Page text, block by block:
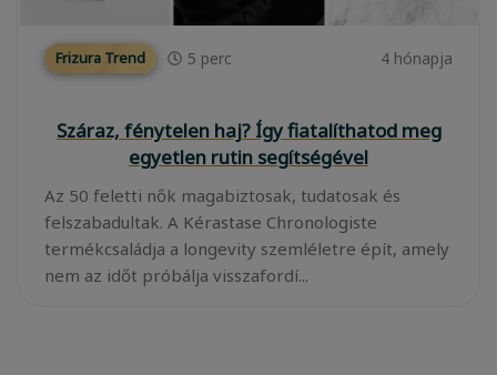
Frizura Trend 5 perc 4 hónapja
Száraz, fénytelen haj? Így fiatalíthatod meg
egyetlen rutin segítségével
Az 50 feletti nők magabiztosak, tudatosak és
felszabadultak. A Kérastase Chronologiste
termékcsaládja a longevity szemléletre épít, amely
nem az időt próbálja visszafordí...